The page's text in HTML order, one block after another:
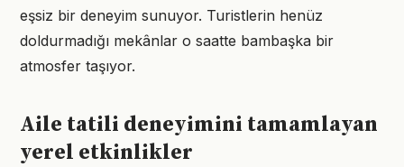
eşsiz bir deneyim sunuyor. Turistlerin henüz
doldurmadığı mekânlar o saatte bambaşka bir
atmosfer taşıyor.
Aile tatili deneyimini tamamlayan
yerel etkinlikler